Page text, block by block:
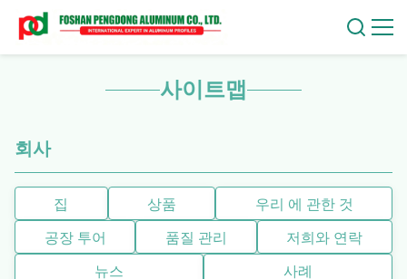
사이트맵
회사
집 상품
우리 에 관한 것
공장 투어
품질 관리
저희와 연락
뉴스
사례